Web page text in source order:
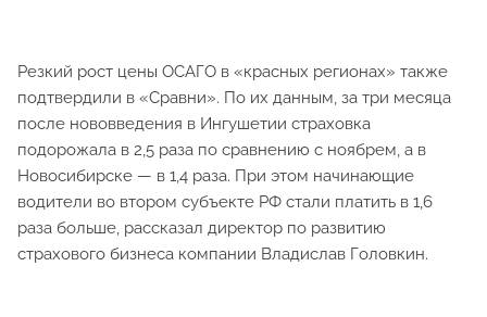
Резкий рост цены ОСАГО в «красных регионах» также
подтвердили в «Сравни». По их данным, за три месяца
после нововведения в Ингушетии страховка
подорожала в 2,5 раза по сравнению с ноябрем, а в
Новосибирске — в 1,4 раза. При этом начинающие
водители во втором субъекте РФ стали платить в 1,6
раза больше, рассказал директор по развитию
страхового бизнеса компании Владислав Головкин.